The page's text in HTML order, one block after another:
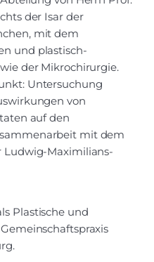
der Isar der
mit dem
und plastisch-
der Mikro­chirurgie.
Untersuchung
von
auf den
mit dem
Maximilians-
Plastische und